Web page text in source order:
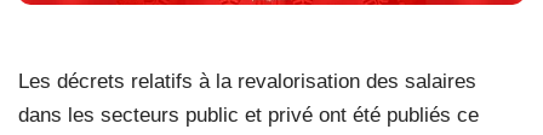
Les décrets relatifs à la revalorisation des salaires
dans les secteurs public et privé ont été publiés ce